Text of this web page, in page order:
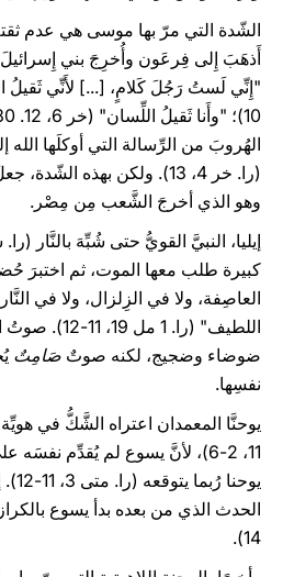
الشّدة التي مرّ بها موسى هي عدم
الهُروبَ من الرِّسالة التي أوكلَها
(را. خر 4، 13). ولكن بهذه
وهو الذي أخرجَ الشَّعب مِن مِصْر.
كبيرة طلب معها الموت، ثم اختبرَ
العاصِفة، ولا في الزِلزال، ولا في
اللطيف" (را.
ضوضاء وضجيج، لكنه صوتٌ صَامِتٌ
نفسِها.
يوحنَّا المعمدان اعتراه الشَّكُّ في
11، 2-6)، لأنَّ يسوع لم يُقدِّم نفسَه
14).